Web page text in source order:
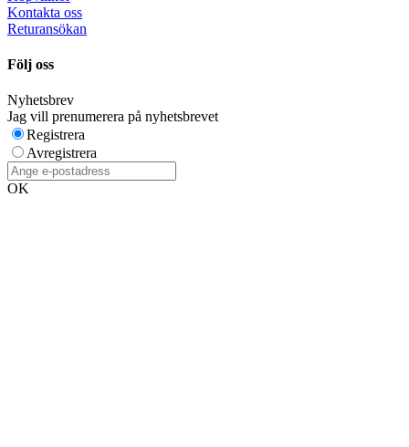
Kontakta oss
Returansökan
Följ oss
Nyhetsbrev
Jag vill prenumerera på nyhetsbrevet
Registrera
Avregistrera
OK